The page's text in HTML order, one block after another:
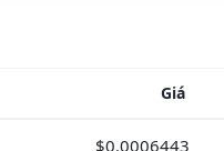
Giá
$0.0006443